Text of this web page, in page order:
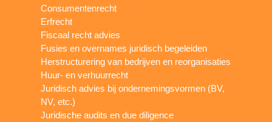
Consumentenrecht
Erfrecht
Fiscaal recht advies
Fusies en overnames juridisch begeleiden
Herstructurering van bedrijven en reorganisaties
Huur- en verhuurrecht
Juridisch advies bij ondernemingsvormen (BV,
NV, etc.)
Juridische audits en due diligence